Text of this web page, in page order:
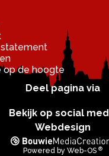
statement
op de hoogte
Deel pagina via
Bekijk op social
Webdesign
Powered by Web-OS ®